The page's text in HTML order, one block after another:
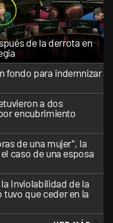
de la derrota en
fondo para indemnizar
a dos
encubrimiento
de una mujer", la
caso de una esposa
Inviolabilidad de la
que ceder en la